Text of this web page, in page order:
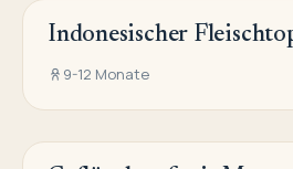
ASIATISCHE KÜCHE
Indonesischer
9-12 Monate